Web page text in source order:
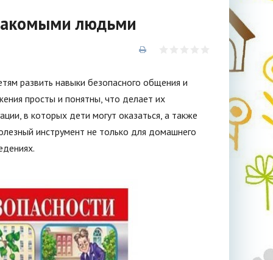
людьми
развить навыки безопасного общения и
просты и понятны, что делает их
в которых дети могут оказаться, а также
инструмент не только для домашнего